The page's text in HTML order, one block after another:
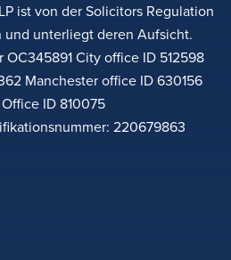
ist von der Solicitors Regulation
unterliegt deren Aufsicht.
City office ID 512598
Manchester office ID 630156
ID 810075
220679863